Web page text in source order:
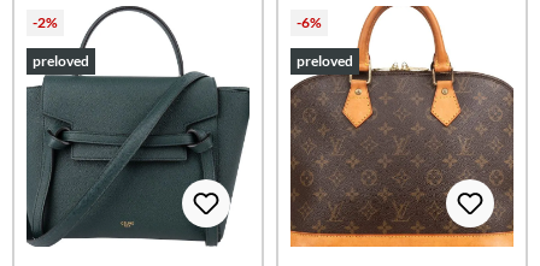
-2%
preloved
-6%
preloved